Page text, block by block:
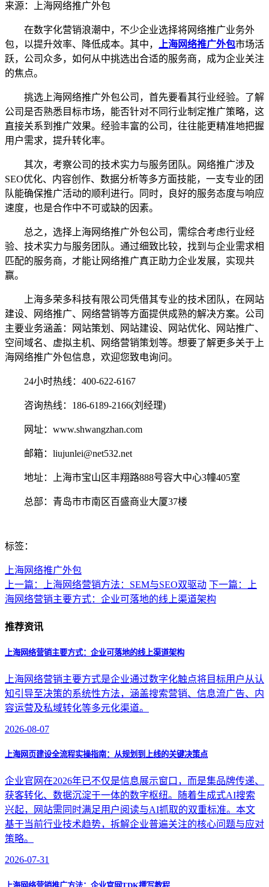
来源：上海网络推广外包
在数字化营销浪潮中，不少企业选择将网络推广业务外
包，以提升效率、降低成本。其中， 上海网络推广外包市场活
跃，公司众多，如何从中挑选出合适的服务商，成为企业关注
的焦点。
挑选上海网络推广外包公司，首先要看其行业经验。了解
公司是否熟悉目标市场，能否针对不同行业制定推广策略，这
直接关系到推广效果。经验丰富的公司，往往能更精准地把握
用户需求，提升转化率。
其次，考察公司的技术实力与服务团队。网络推广涉及
SEO优化、内容创作、数据分析等多方面技能，一支专业的团
队能确保推广活动的顺利进行。同时，良好的服务态度与响应
速度，也是合作中不可或缺的因素。
总之，选择上海网络推广外包公司，需综合考虑行业经
验、技术实力与服务团队。通过细致比较，找到与企业需求相
匹配的服务商，才能让网络推广真正助力企业发展，实现共
赢。
上海多荣多科技有限公司凭借其专业的技术团队，在网站
建设、网络推广、网络营销等方面提供成熟的解决方案。公司
主要业务涵盖：网站策划、网站建设、网站优化、网站推广、
空间域名、虚拟主机、网络营销策划等。想要了解更多关于上
海网络推广外包信息，欢迎您致电询问。
24小时热线：400-622-6167
咨询热线：186-6189-2166(刘经理)
网址：www.shwangzhan.com
邮箱：liujunlei@net532.net
地址：上海市宝山区丰翔路888号容大中心3幢405室
总部：青岛市市南区百盛商业大厦37楼
标签：
上海网络推广外包
上一篇：上海网络营销方法：SEM与SEO双驱动 下一篇：上
海网络营销主要方式：企业可落地的线上渠道架构
推荐资讯
上海网络营销主要方式：企业可落地的线上渠道架构
上海网络营销主要方式是企业通过数字化触点将目标用户从认
知引导至决策的系统性方法，涵盖搜索营销、信息流广告、内
容运营及私域转化等多元化渠道。
2026-08-07
上海网页建设全流程实操指南：从规划到上线的关键决策点
企业官网在2026年已不仅是信息展示窗口，而是集品牌传递、
获客转化、数据沉淀于一体的数字枢纽。随着生成式AI搜索
兴起，网站需同时满足用户阅读与AI抓取的双重标准。本文
基于当前行业技术趋势，拆解企业普遍关注的核心问题与应对
策略。
2026-07-31